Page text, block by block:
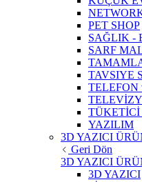
PET SHOP
SAĞLIK -
SARF
TAVSIYE
TELEFON
YAZILIM
3D YAZICI
Geri Dön
3D YAZICI
3D YAZICI